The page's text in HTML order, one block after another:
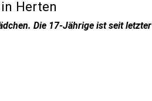
Herten
Die 17-Jährige ist seit letzter